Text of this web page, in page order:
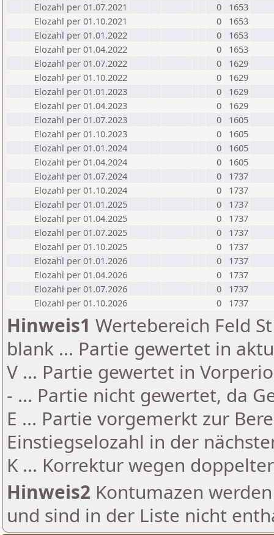
Elozahl per 01.07.2021
0
1653
Elozahl per 01.10.2021
0
1653
Elozahl per 01.01.2022
0
1653
Elozahl per 01.04.2022
0
1653
Elozahl per 01.07.2022
0
1629
Elozahl per 01.10.2022
0
1629
Elozahl per 01.01.2023
0
1629
Elozahl per 01.04.2023
0
1629
Elozahl per 01.07.2023
0
1605
Elozahl per 01.10.2023
0
1605
Elozahl per 01.01.2024
0
1605
Elozahl per 01.04.2024
0
1605
Elozahl per 01.07.2024
0
1737
Elozahl per 01.10.2024
0
1737
Elozahl per 01.01.2025
0
1737
Elozahl per 01.04.2025
0
1737
Elozahl per 01.07.2025
0
1737
Elozahl per 01.10.2025
0
1737
Elozahl per 01.01.2026
0
1737
Elozahl per 01.04.2026
0
1737
Elozahl per 01.07.2026
0
1737
Elozahl per 01.10.2026
0 1737
Hinweis1 Wertebereich Feld
blank ... Partie gewertet in
V ... Partie gewertet in
- ... Partie nicht gewertet, da
E ... Partie vorgemerkt zur
Einstiegselozahl in der
K ... Korrektur wegen
Hinweis2 Kontumazen
und sind in der Liste nicht